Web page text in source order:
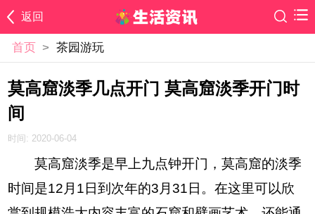
返回
首页 > 茶园游玩
莫高窟淡季几点开门 莫高窟淡季开门时
间
时间: 2020-06-04
莫高窟淡季是早上九点钟开门，莫高窟的淡季
时间是12月1日到次年的3月31日。在这里可以欣